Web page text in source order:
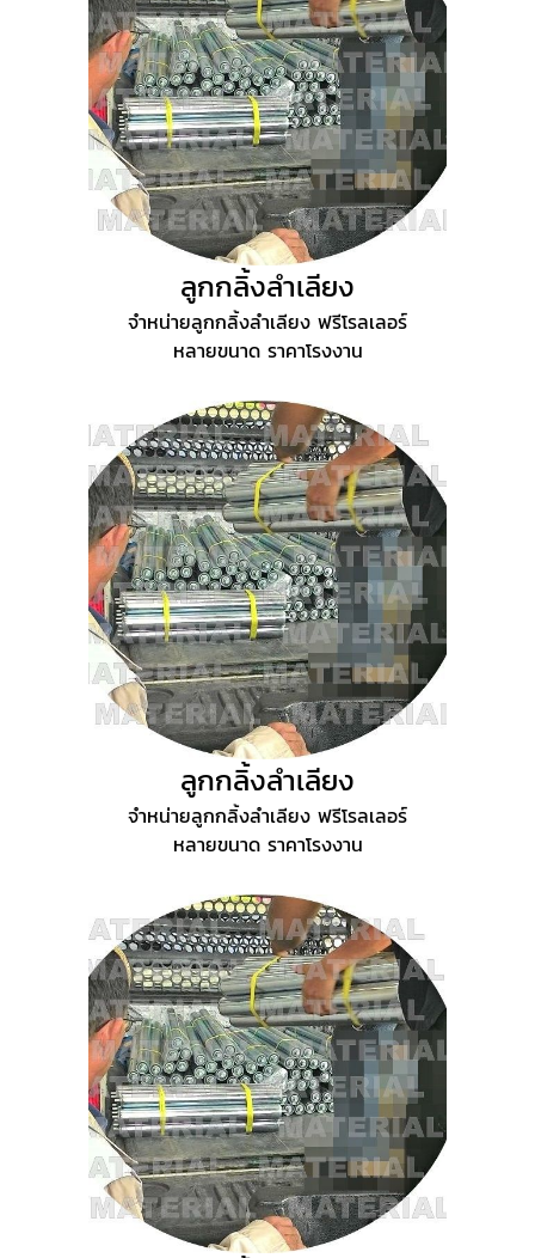
ลูกกลิ้งลำเลียง
จำหน่ายลูกกลิ้งลำเลียง ฟรีโรลเลอร์
หลายขนาด ราคาโรงงาน
ลูกกลิ้งลำเลียง
จำหน่ายลูกกลิ้งลำเลียง ฟรีโรลเลอร์
หลายขนาด ราคาโรงงาน